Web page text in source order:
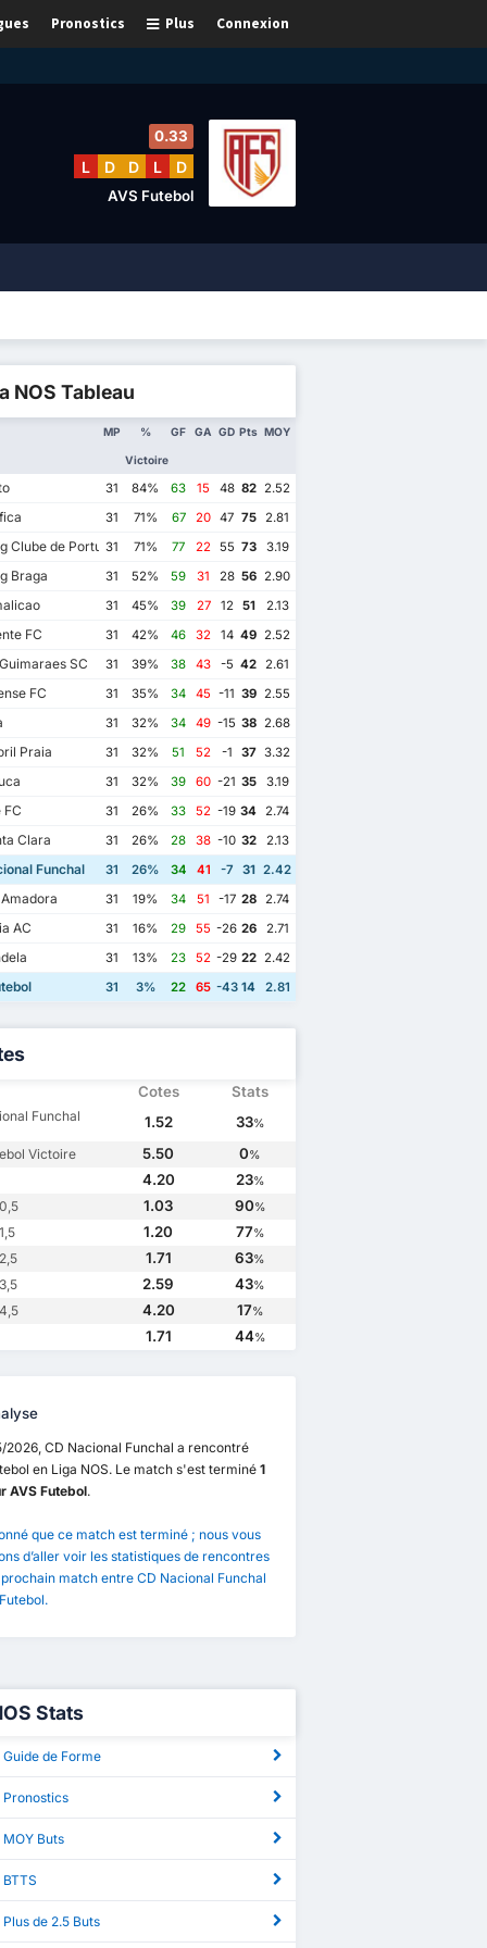
Connexion
Plus
Pronostics
0.33
L D D L D
AVS Futebol
NOS Tableau
MP %
Victoire
GF GA GD Pts MOY
31 84% 63 15 48 82 2.52
31 71% 67 20 47 75
2.81
Clube de Portugal
31 71% 77 22 55 73
3.19
Braga 31 52% 59 31 28 56 2.90
31 45% 39 27 12 51
2.13
FC 31 42% 46 32 14 49 2.52
SC 31 39% 38 43 -5 42 2.61
FC 31 35% 34 45 -11 39 2.55
31 32% 34 49 -15 38 2.68
Praia 31 32% 51 52 -1 37 3.32
31 32% 39 60 -21 35
3.19
FC 31 26% 33 52 -19 34 2.74
Clara 31 26% 28 38 -10 32
2.13
Funchal 31 26% 34 41 -7 31 2.42
31 19% 34 51 -17 28
2.74
AC 31 16% 29 55 -26 26
2.71
31 13% 23 52 -29 22 2.42
31 3% 22 65 -43 14 2.81
Cotes Stats
Funchal
1.52 33%
Victoire 5.50 0%
4.20 23%
1.03 90%
1.20 77%
1.71 63%
2.59 43%
4.20 17%
1.71 44%
2026, CD Nacional Funchal a rencontré
en Liga NOS. Le match s'est terminé 1
AVS Futebol.
que ce match est terminé ; nous vous
d’aller voir les statistiques de rencontres
match entre CD Nacional Funchal
Stats
Guide de Forme
Pronostics
MOY Buts
Plus de 2.5 Buts